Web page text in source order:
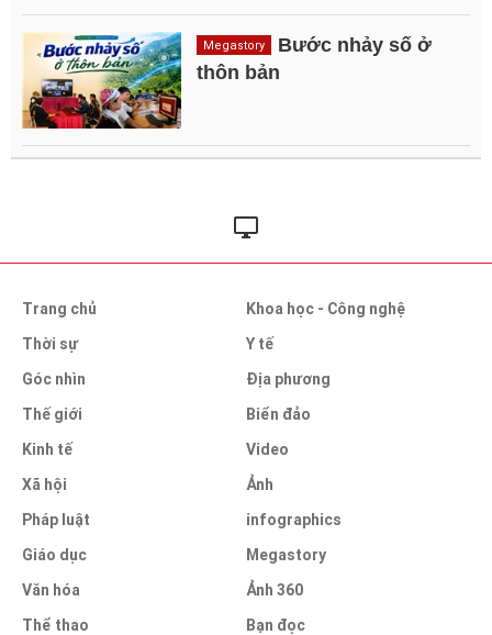
Megastory
Bước nhảy số ở
thôn bản
Trang chủ
Thời sự
Góc nhìn
Thế giới
Kinh tế
Xã hội
Pháp luật
Giáo dục
Văn hóa
Thể thao
Khoa học - Công nghệ
Y tế
Địa phương
Biển đảo
Video
Ảnh
infographics
Megastory
Ảnh 360
Bạn đọc